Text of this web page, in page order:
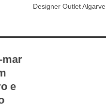
Designer Outlet Algarve
mar
e